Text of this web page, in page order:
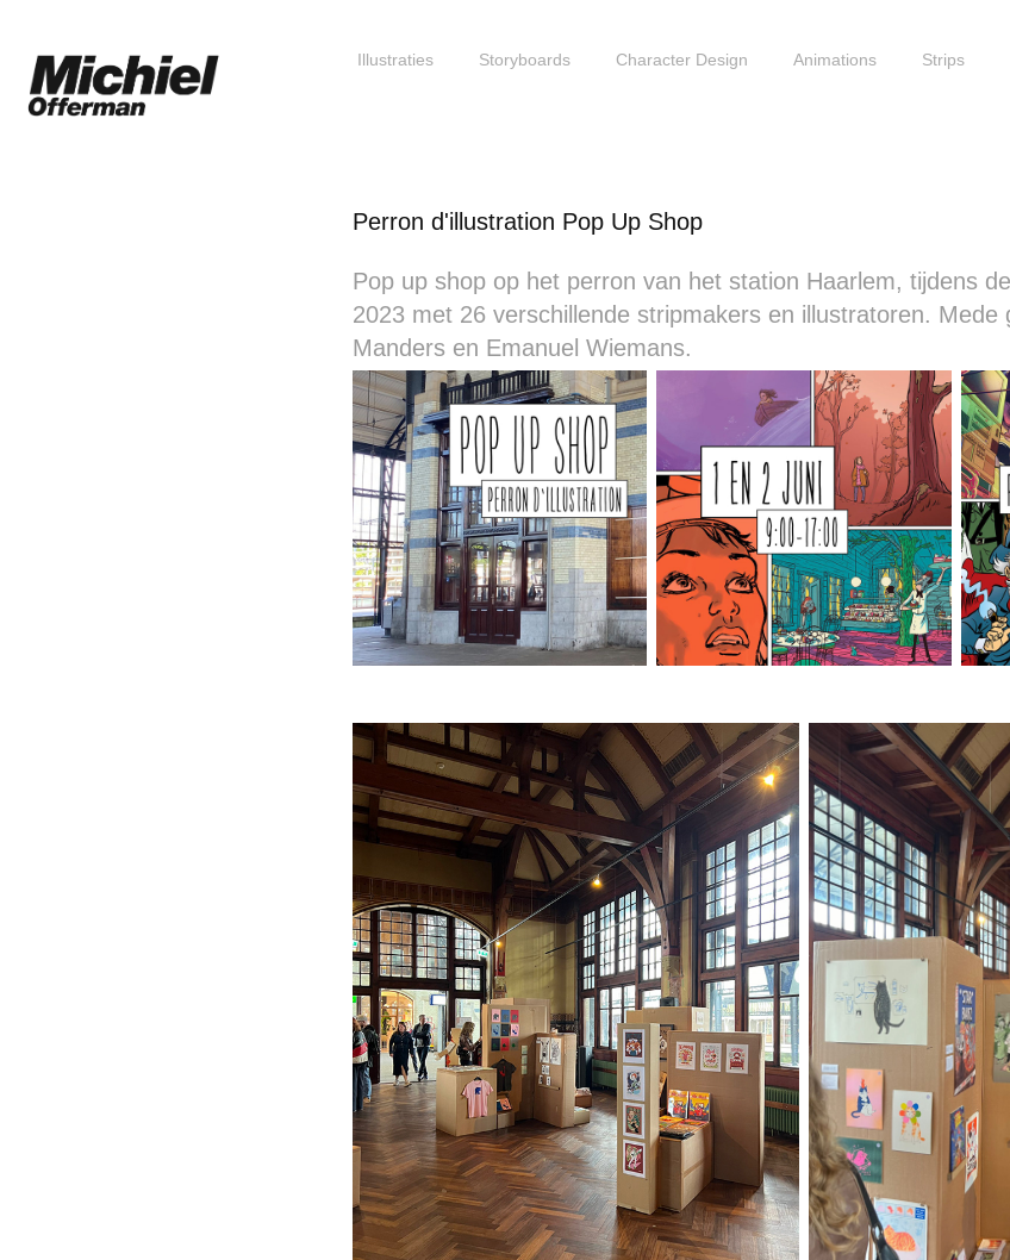
Illustraties Storyboards Character Design Animations Strips
Perron d'illustration Pop Up Shop
Pop up shop op het perron van het station Haarlem, tijdens
2023 met 26 verschillende stripmakers en illustratoren. Mede
Manders en Emanuel Wiemans.